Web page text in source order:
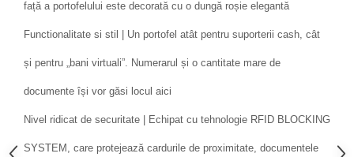
față a portofelului este decorată cu o dungă roșie elegantă
Functionalitate si stil | Un portofel atât pentru suporterii cash, cât
și pentru „bani virtuali”. Numerarul și o cantitate mare de
documente își vor găsi locul aici
Nivel ridicat de securitate | Echipat cu tehnologie RFID BLOCKING
SYSTEM, care protejează cardurile de proximitate, documentele